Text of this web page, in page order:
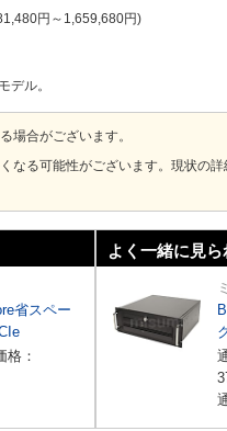
円 ～ 1,659,680円
デル。
場合がございます。
なる可能性がございます。現状の
省スペー
格：
よく一緒に見